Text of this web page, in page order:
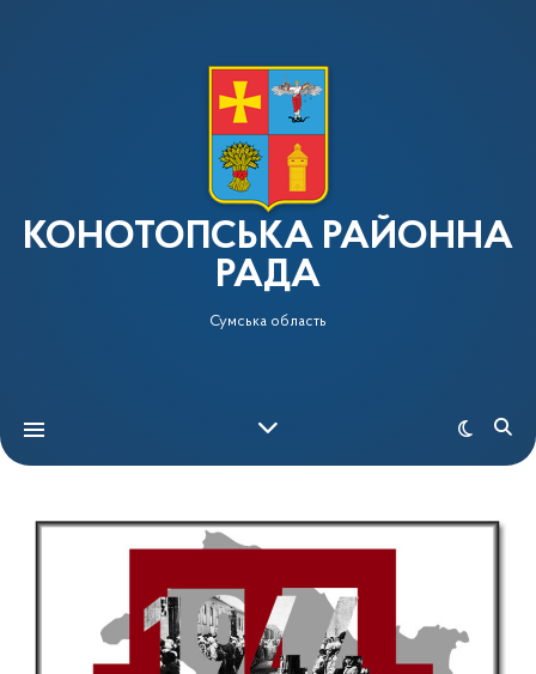
КОНОТОПСЬКА РАЙОННА
РАДА
Сумська область